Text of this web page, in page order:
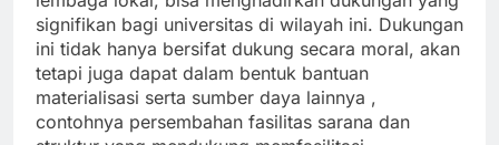
signifikan bagi universitas di wilayah ini. Dukungan
ini tidak hanya bersifat dukung secara moral, akan
tetapi juga dapat dalam bentuk bantuan
materialisasi serta sumber daya lainnya ,
contohnya persembahan fasilitas sarana dan